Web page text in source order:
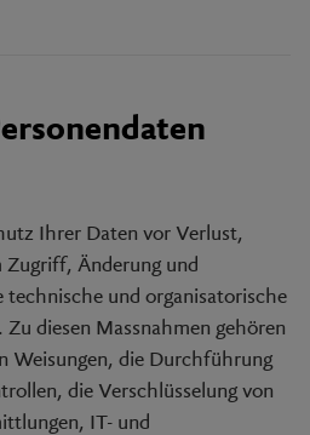
Ihrer Daten vor Verlust,
Änderung und
technische und organisatorische
diesen Massnahmen gehören
Weisungen, die Durchführung
die Verschlüsselung von
IT- und